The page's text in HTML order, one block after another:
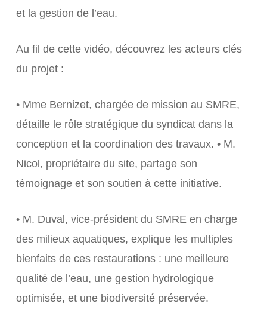
et la gestion de l’eau.
Au fil de cette vidéo, découvrez les acteurs clés
du projet :
• Mme Bernizet, chargée de mission au SMRE,
détaille le rôle stratégique du syndicat dans la
conception et la coordination des travaux. • M.
Nicol, propriétaire du site, partage son
témoignage et son soutien à cette initiative.
• M. Duval, vice-président du SMRE en charge
des milieux aquatiques, explique les multiples
bienfaits de ces restaurations : une meilleure
qualité de l’eau, une gestion hydrologique
optimisée, et une biodiversité préservée.